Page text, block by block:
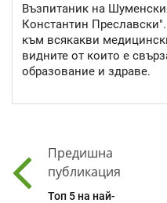
Възпитаник на
Константин
към всякакви
видните от които е
образование и здраве.
Предишна
публикация
Топ 5 на най-